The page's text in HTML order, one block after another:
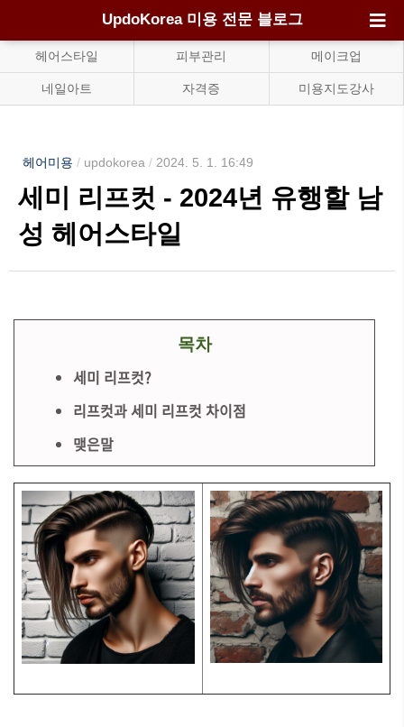
UpdoKorea 미용 전문 블로그
헤어스타일 피부관리 메이크업
네일아트 자격증 미용지도강사
헤어미용 / updokorea / 2024. 5. 1. 16:49
세미 리프컷 - 2024년 유행할 남
성 헤어스타일
목차
세미 리프컷?
리프컷과 세미 리프컷 차이점
맺은말